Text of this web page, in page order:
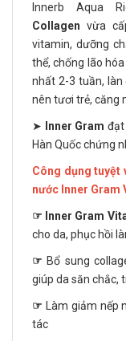
Innerb Aqua
Collagen vừa
vitamin, dưỡng
thể, chống lão
nhất 2-3 tuần, làn
nên tươi trẻ, căng
➤ Inner Gram đạt
Hàn Quốc chứng
Công dụng tuyệt
nước Inner Gram
☞ Inner Gram
cho da, phục hồi
☞ Bổ sung
giúp da săn chắc,
☞
Làm giảm nếp
tác